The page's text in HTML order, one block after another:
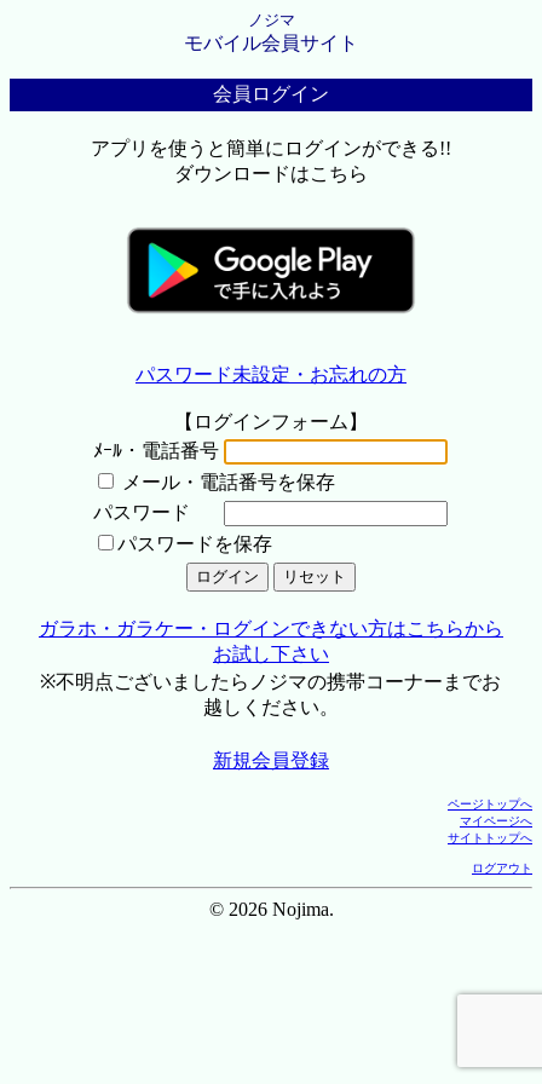
ノジマ
モバイル会員サイト
会員ログイン
アプリを使うと簡単にログインができる!!
ダウンロードはこちら
パスワード未設定・お忘れの方
【ログインフォーム】
ﾒｰﾙ・電話番号
メール・電話番号を保存
パスワード
パスワードを保存
ガラホ・ガラケー・ログインできない方はこちらから
お試し下さい
※不明点ございましたらノジマの携帯コーナーまでお
越しください。
新規会員登録
ページトップへ
マイページへ
サイトトップへ
ログアウト
© 2026 Nojima.